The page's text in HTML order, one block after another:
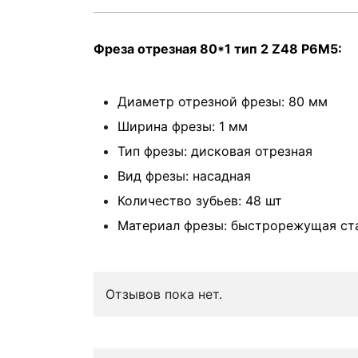
Фреза отрезная 80*1 тип 2 Z48 Р6М5:
Диаметр отрезной фрезы: 80 мм
Ширина фрезы: 1 мм
Тип фрезы: дисковая отрезная
Вид фрезы: насадная
Количество зубьев: 48 шт
Материал фрезы: быстрорежущая
Отзывов пока нет.